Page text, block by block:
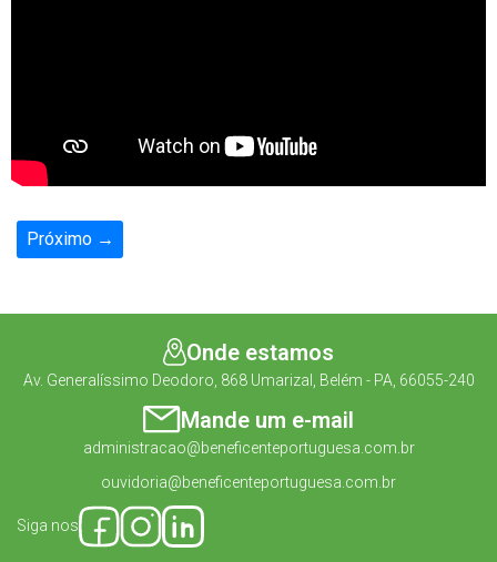
Próximo →
Onde estamos
Av. Generalíssimo Deodoro, 868 Umarizal, Belém - PA, 66055-240
Mande um e-mail
administracao@beneficenteportuguesa.com.br
ouvidoria@beneficenteportuguesa.com.br
Siga nos